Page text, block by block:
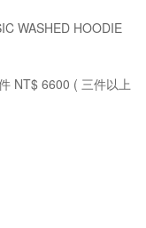
WASHED HOODIE
NT$ 6600 ( 三件以上